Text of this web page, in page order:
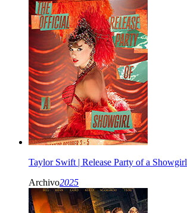
Taylor Swift | Release Party of a Showgirl
Archivo2025